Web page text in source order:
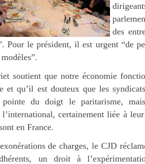
des
Pour le président, il est urgent “de
soutient que notre économie
et qu’il est douteux que les
du doigt le paritarisme,
l’international, certainement liée à
en France.
de charges, le CJD
un droit à